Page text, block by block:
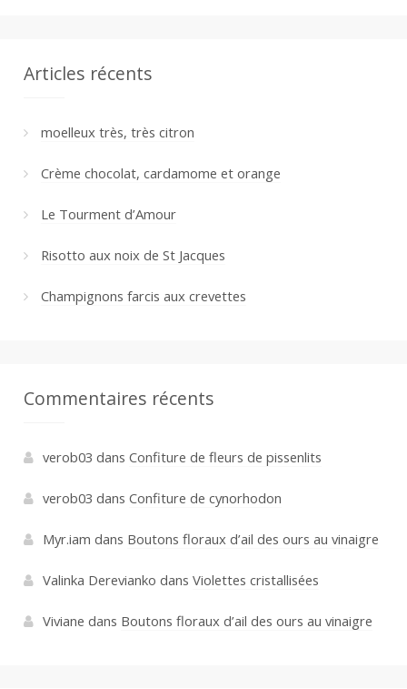
Articles récents
moelleux très, très citron
Crème chocolat, cardamome et orange
Le Tourment d’Amour
Risotto aux noix de St Jacques
Champignons farcis aux crevettes
Commentaires récents
verob03 dans Confiture de fleurs de pissenlits
verob03 dans Confiture de cynorhodon
Myr.iam dans Boutons floraux d’ail des ours au vinaigre
Valinka Derevianko dans Violettes cristallisées
Viviane dans Boutons floraux d’ail des ours au vinaigre